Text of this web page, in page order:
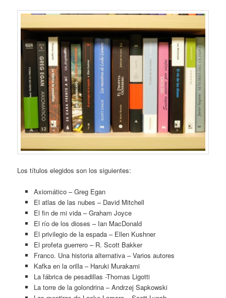
Los títulos elegidos son los siguientes:
Axiomático – Greg Egan
El atlas de las nubes – David Mitchell
El fin de mi vida – Graham Joyce
El río de los dioses – Ian MacDonald
El privilegio de la espada – Ellen Kushner
El profeta guerrero – R. Scott Bakker
Franco. Una historia alternativa – Varios autores
Kafka en la orilla – Haruki Murakami
La fábrica de pesadillas -Thomas Ligotti
La torre de la golondrina – Andrzej Sapkowski